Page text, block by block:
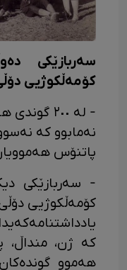
سەربازێکی
کۆمەڵکوژیی
- لە ٢٠٠
نەمابوو کە
پاتنۆس
- سەربازێکی
کۆمەڵکوژیی دۆڵی
کە ژن، منداڵ،
هەموو